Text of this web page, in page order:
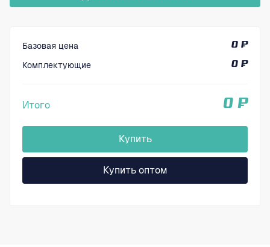
Базовая цена
0 ₽
Комплектующие
0 ₽
Итого 0 ₽
Купить
Купить оптом